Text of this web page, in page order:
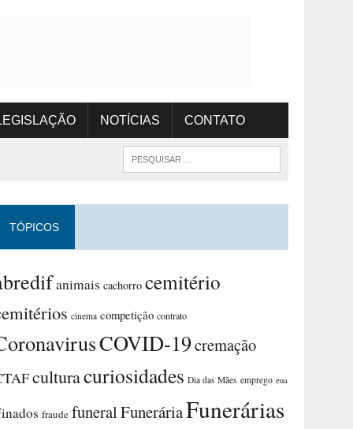
NOTÍCIAS CONTATO
TÓPICOS
animais cachorro cemitério
cinema competição contrato
COVID-19cremação
culturacuriosidades Dia das Mães emprego eua
fraude funeralFuneráriaFunerárias